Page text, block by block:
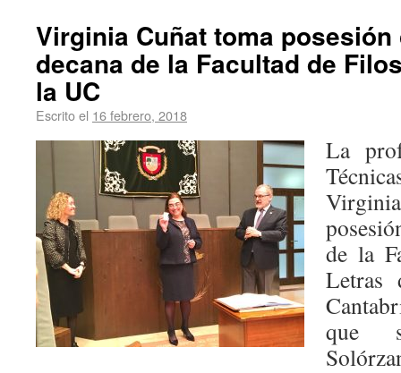
Virginia Cuñat toma posesión
decana de la Facultad de
la UC
Escrito el 16 febrero, 2018
La
de la
Letras
que